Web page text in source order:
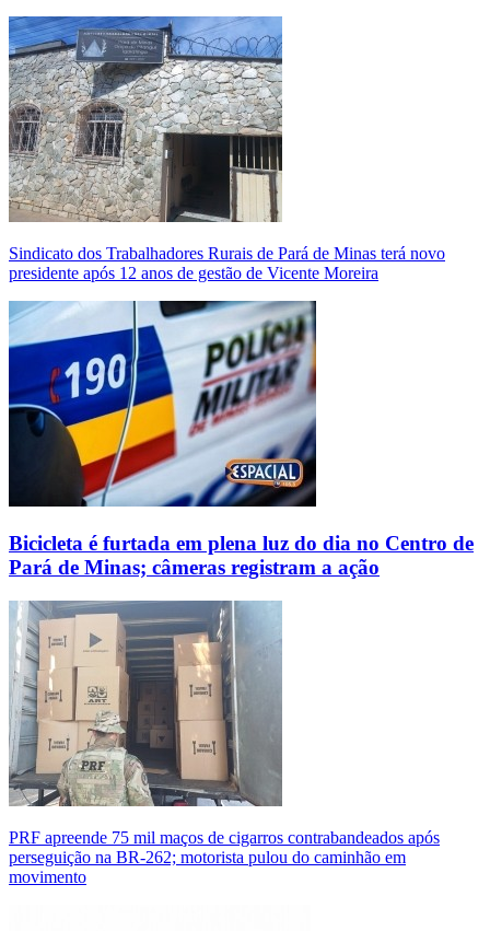
Sindicato dos Trabalhadores Rurais de Pará de Minas terá novo
presidente após 12 anos de gestão de Vicente Moreira
Bicicleta é furtada em plena luz do dia no Centro de
Pará de Minas; câmeras registram a ação
PRF apreende 75 mil maços de cigarros contrabandeados após
perseguição na BR-262; motorista pulou do caminhão em
movimento